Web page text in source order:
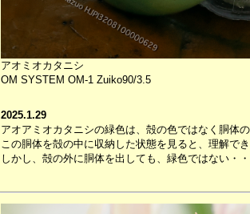
アオミオカタニシ
OM SYSTEM OM-1 Zuiko90/3.5
2025.1.29
アオアミオカタニシの緑色は、殻の色ではなく胴体の
この胴体を殻の中に収納した状態を見ると、理解でき
しかし、殻の外に胴体を出しても、緑色ではない・・